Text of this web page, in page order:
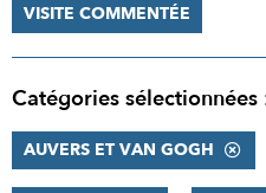
VISITE COMMENTÉE
Catégories sélectionnées
AUVERS ET VAN GOGH